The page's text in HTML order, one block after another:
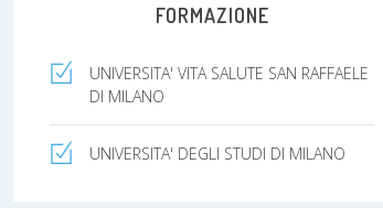
FORMAZIONE
UNIVERSITA' VITA SALUTE SAN RAFFAELE
DI MILANO
UNIVERSITA' DEGLI STUDI DI MILANO